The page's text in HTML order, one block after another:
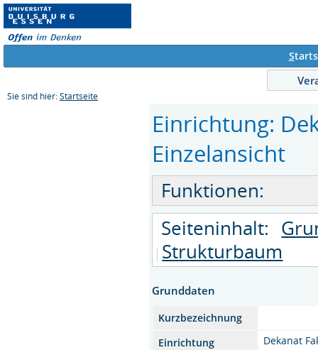
S
Sie sind hier: Startseite
Einrichtung:
Einzelansicht
Funktionen:
Seiteninhalt:
Strukturbaum
Grunddaten
Kurzbezeichnung
Einrichtung
Dekanat